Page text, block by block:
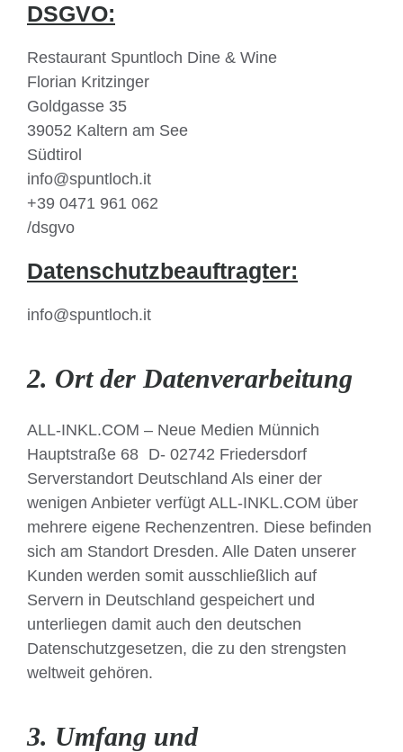
DSGVO:
Restaurant Spuntloch Dine & Wine
Florian Kritzinger
Goldgasse 35
39052 Kaltern am See
Südtirol
info@spuntloch.it
+39 0471 961 062
/dsgvo
Datenschutzbeauftragter:
info@spuntloch.it
2. Ort der Datenverarbeitung
ALL-INKL.COM – Neue Medien Münnich
Hauptstraße 68 D- 02742 Friedersdorf
Serverstandort Deutschland Als einer der
wenigen Anbieter verfügt ALL-INKL.COM über
mehrere eigene Rechenzentren. Diese befinden
sich am Standort Dresden. Alle Daten unserer
Kunden werden somit ausschließlich auf
Servern in Deutschland gespeichert und
unterliegen damit auch den deutschen
Datenschutzgesetzen, die zu den strengsten
weltweit gehören.
3. Umfang und